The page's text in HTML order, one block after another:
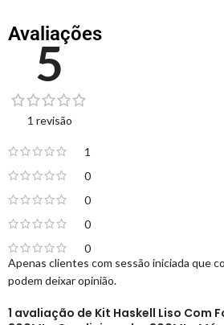
Avaliações
5
1 revisão
1
0
0
0
0
1 avaliação de Kit Haskell Liso Com
Apenas clientes com sessão iniciada que
podem deixar opinião.